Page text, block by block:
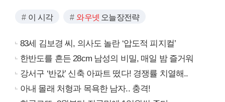
이 시각 와우넷 오늘장전략
83세 김보경 씨, 의사도 놀란 ‘압도적 피지컬’
한반도를 흔든 28cm 남성의 비밀, 매일 밤 즐거워
강서구 ‘반값’ 신축 아파트 떴다! 경쟁률 치열해..
아내 몰래 처형과 목욕한 남자.. 충격!